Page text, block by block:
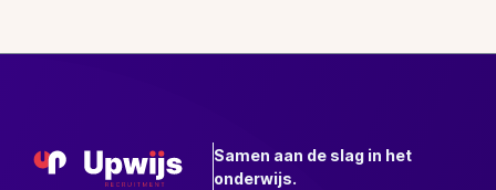
Samen aan de slag in het
onderwijs.